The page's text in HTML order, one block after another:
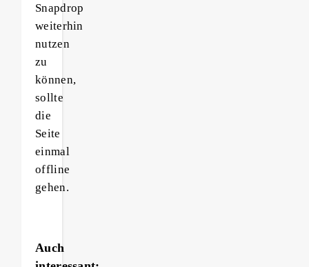
Snapdrop
weiterhin
nutzen
zu
können,
sollte
die
Seite
einmal
offline
gehen.
Auch